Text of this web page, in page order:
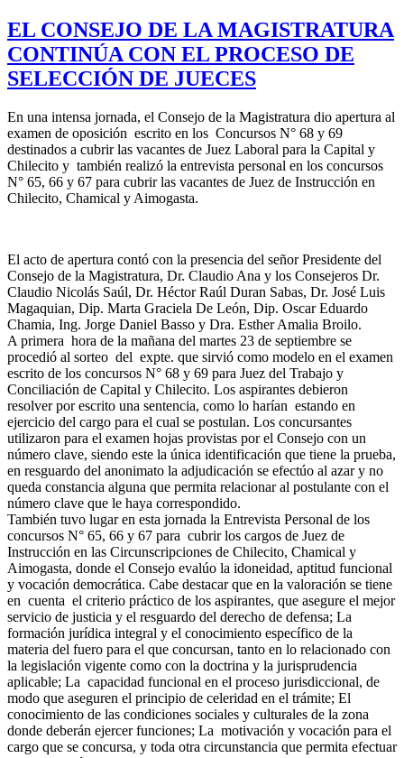
EL CONSEJO DE LA MAGISTRATURA
CONTINÚA CON EL PROCESO DE
SELECCIÓN DE JUECES
En una intensa jornada, el Consejo de la Magistratura dio apertura al
examen de oposición escrito en los Concursos N° 68 y 69
destinados a cubrir las vacantes de Juez Laboral para la Capital y
Chilecito y también realizó la entrevista personal en los concursos
N° 65, 66 y 67 para cubrir las vacantes de Juez de Instrucción en
Chilecito, Chamical y Aimogasta.
El acto de apertura contó con la presencia del señor Presidente del
Consejo de la Magistratura, Dr. Claudio Ana y los Consejeros Dr.
Claudio Nicolás Saúl, Dr. Héctor Raúl Duran Sabas, Dr. José Luis
Magaquian, Dip. Marta Graciela De León, Dip. Oscar Eduardo
Chamia, Ing. Jorge Daniel Basso y Dra. Esther Amalia Broilo.
A primera hora de la mañana del martes 23 de septiembre se
procedió al sorteo del expte. que sirvió como modelo en el examen
escrito de los concursos N° 68 y 69 para Juez del Trabajo y
Conciliación de Capital y Chilecito. Los aspirantes debieron
resolver por escrito una sentencia, como lo harían estando en
ejercicio del cargo para el cual se postulan. Los concursantes
utilizaron para el examen hojas provistas por el Consejo con un
número clave, siendo este la única identificación que tiene la prueba,
en resguardo del anonimato la adjudicación se efectúo al azar y no
queda constancia alguna que permita relacionar al postulante con el
número clave que le haya correspondido.
También tuvo lugar en esta jornada la Entrevista Personal de los
concursos N° 65, 66 y 67 para cubrir los cargos de Juez de
Instrucción en las Circunscripciones de Chilecito, Chamical y
Aimogasta, donde el Consejo evalúo la idoneidad, aptitud funcional
y vocación democrática. Cabe destacar que en la valoración se tiene
en cuenta el criterio práctico de los aspirantes, que asegure el mejor
servicio de justicia y el resguardo del derecho de defensa; La
formación jurídica integral y el conocimiento específico de la
materia del fuero para el que concursan, tanto en lo relacionado con
la legislación vigente como con la doctrina y la jurisprudencia
aplicable; La capacidad funcional en el proceso jurisdiccional, de
modo que aseguren el principio de celeridad en el trámite; El
conocimiento de las condiciones sociales y culturales de la zona
donde deberán ejercer funciones; La motivación y vocación para el
cargo que se concursa, y toda otra circunstancia que permita efectuar